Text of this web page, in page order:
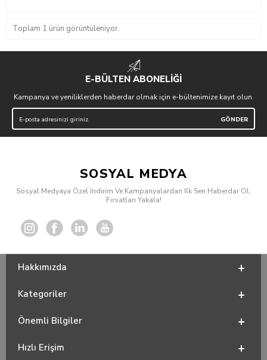
Toplam 1 ürün görüntüleniyor.
E-BÜLTEN ABONELİĞİ
Kampanya ve yeniliklerden haberdar olmak için e-bültenimize kayıt olun.
SOSYAL MEDYA
Sosyal Medyaya Özel Indirim Ve Kampanyalardan Ilk Sen Haberdar Ol,
Fırsatları Yakala!
Hakkımızda
Kategoriler
Önemli Bilgiler
Hızlı Erişim